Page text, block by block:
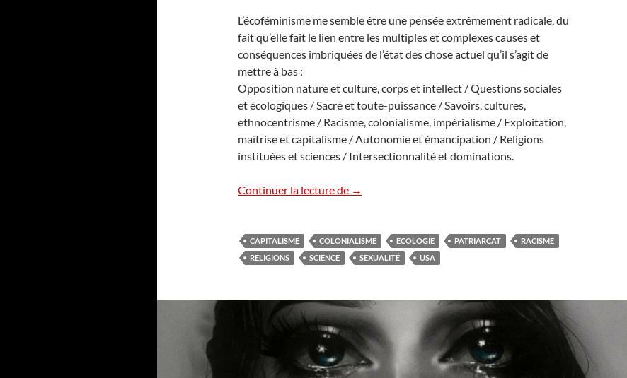
L’écoféminisme me semble être une pensée extrêmement radicale, du
fait qu’elle fait le lien entre les multiples et complexes causes et
conséquences imbriquées de l’état des chose actuel qu’il s’agit de
mettre à bas :
Opposition nature et culture, corps et intellect / Questions sociales
et écologiques / Sacré et toute-puissance / Savoirs, cultures,
ethnocentrisme / Racisme, colonialisme, impérialisme / Exploitation,
maîtrise et capitalisme / Autonomie et émancipation / Religions
instituées et sciences / Intersectionnalité et dominations.
Continuer la lecture de L’écoféminisme – Une intersectionnalité globale et radicale
→
CAPITALISME COLONIALISME ECOLOGIE PATRIARCAT
RACISME
RELIGIONS
SCIENCE SEXUALITÉ USA